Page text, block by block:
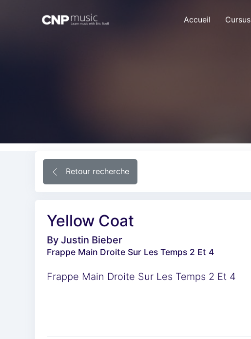
Accueil Cursus
Retour recherche
Yellow Coat
By Justin Bieber
Frappe Main Droite Sur Les Temps 2 Et 4
Frappe Main Droite Sur Les Temps 2 Et 4